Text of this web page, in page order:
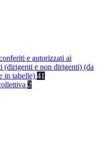
e autorizzati ai
(dirigenti e non dirigenti) (da
in tabelle) 41
2